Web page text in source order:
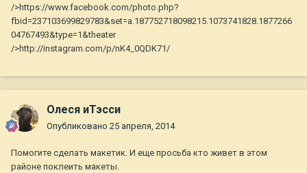
/>https://www.facebook.com/photo.php?
fbid=237103699829783&set=a.187752718098215.1073741828.1877266
04767493&type=1&theater
/>http://instagram.com/p/nK4_0QDK71/
Олеся иТэсси
Опубликовано 25 апреля, 2014
Помогите сделать макетик. И еще просьба кто живет в этом
районе поклеить макеты.